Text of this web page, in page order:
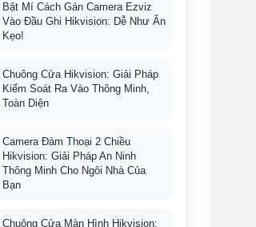
Bật Mí Cách Gán Camera Ezviz
Vào Đầu Ghi Hikvision: Dễ Như Ăn
Kẹo!
Chuông Cửa Hikvision: Giải Pháp
Kiểm Soát Ra Vào Thông Minh,
Toàn Diện
Camera Đàm Thoại 2 Chiều
Hikvision: Giải Pháp An Ninh
Thông Minh Cho Ngôi Nhà Của
Bạn
Chuông Cửa Màn Hình Hikvision: